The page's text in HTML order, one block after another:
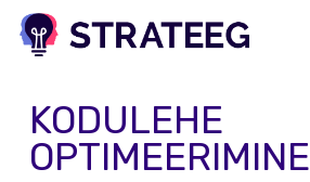
Skip
KODULEHE
OPTIMEERIMINE